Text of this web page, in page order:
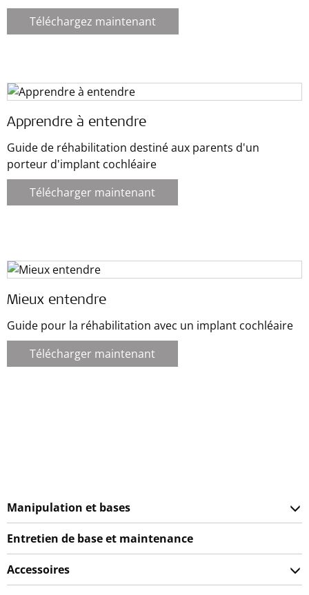
Téléchargez maintenant
Apprendre à entendre
Guide de réhabilitation destiné aux parents d'un
porteur d'implant cochléaire
Télécharger maintenant
Mieux entendre
Guide pour la réhabilitation avec un implant cochléaire
Télécharger maintenant
Manipulation et bases
Entretien de base et maintenance
Accessoires